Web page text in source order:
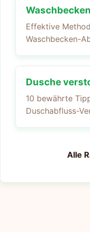
Effektive
Waschbecken-
Dusche
10 bewährte
Duschabfluss-
Alle